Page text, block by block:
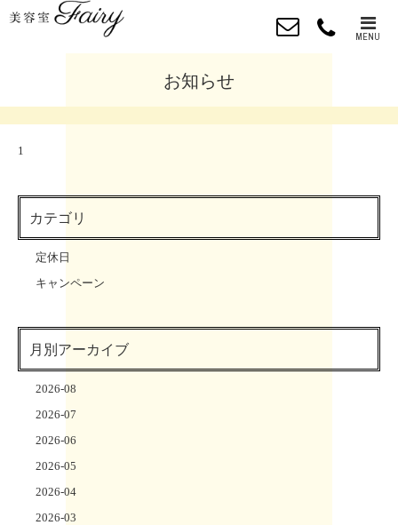
MENU
お知らせ
1
カテゴリ
定休日
キャンペーン
月別アーカイブ
2026-08
2026-07
2026-06
2026-05
2026-04
2026-03